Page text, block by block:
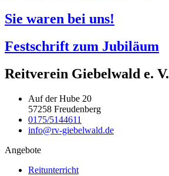
Sie waren bei uns!
Festschrift zum Jubiläum
Reitverein Giebelwald e. V.
Auf der Hube 20
57258 Freudenberg
0175/5144611
info@rv-giebelwald.de
Angebote
Reitunterricht